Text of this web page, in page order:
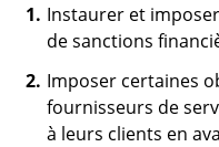
Instaurer et
de sanctions
Imposer certaines
fournisseurs de
à leurs clients en